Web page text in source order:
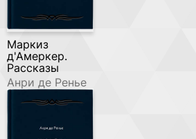
Маркиз
д'Амеркер.
Рассказы
Анри де Ренье